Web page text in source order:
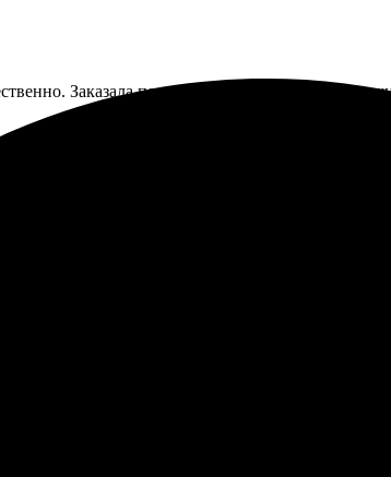
Заказала печать в формате 20х30.
что можно быстро оформить заказ через
Заказ пришел в оговоренные сроки.
снова!